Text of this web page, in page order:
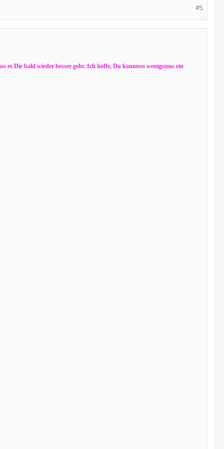
#5
es Dir bald wieder besser geht. Ich hoffe, Du konntest wenigstens ein